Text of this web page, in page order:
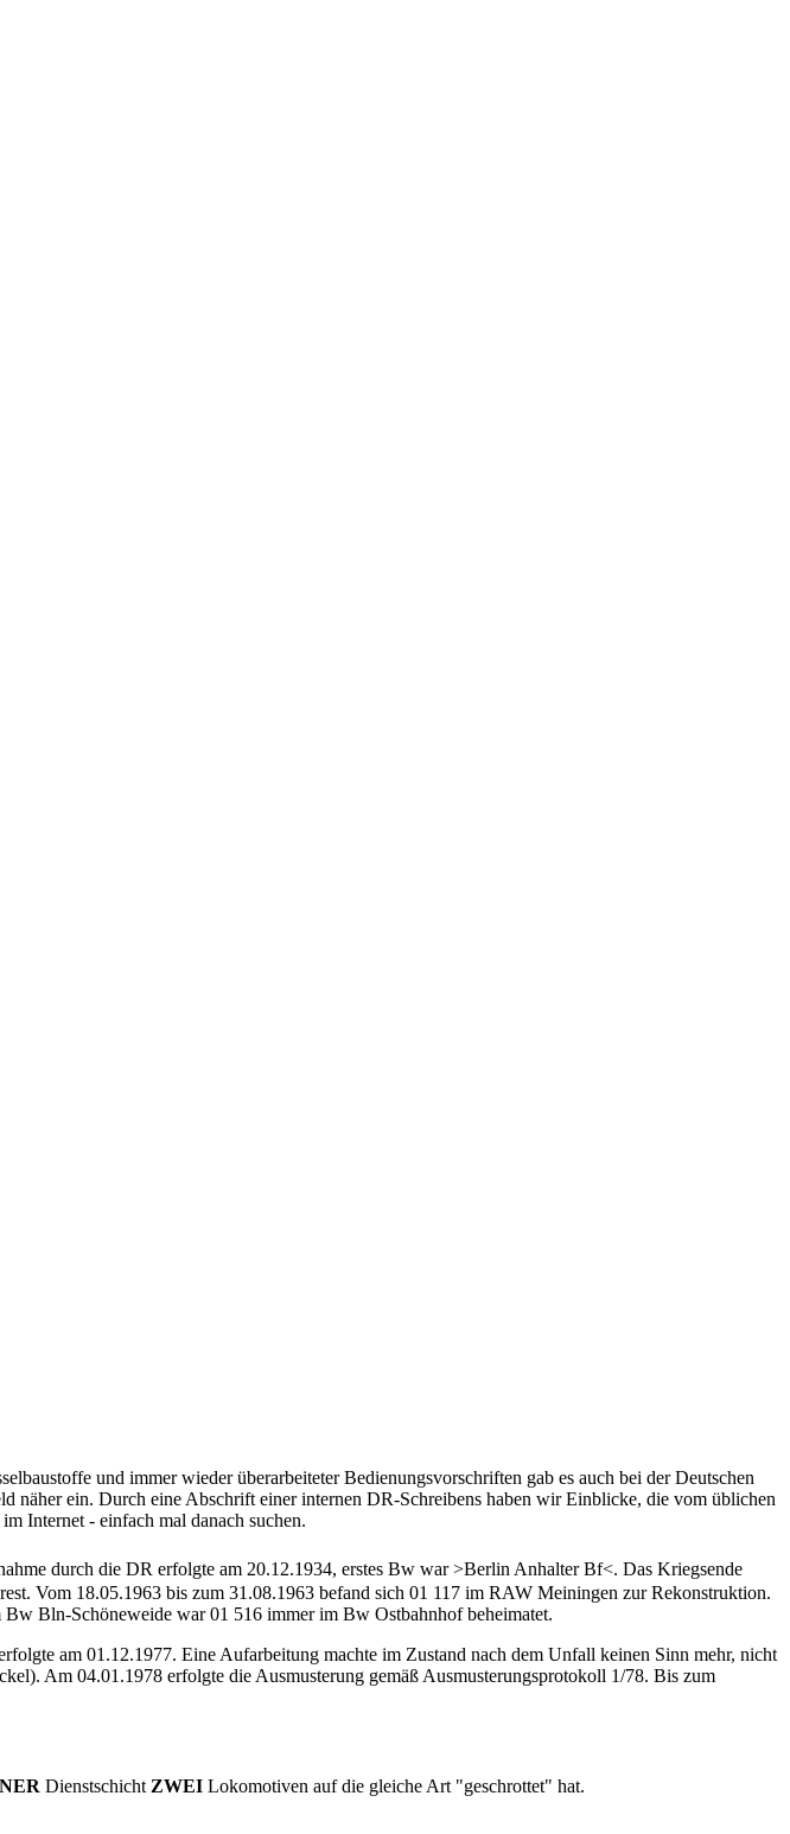
und immer wieder überarbeiteter Bedienungsvorschriften gab es auch bei der Deutschen
ein. Durch eine Abschrift einer internen DR-Schreibens haben wir Einblicke, die vom üblichen
Internet - einfach mal danach suchen.
durch die DR erfolgte am 20.12.1934, erstes Bw war >Berlin Anhalter Bf<. Das Kriegsende
Vom 18.05.1963 bis zum 31.08.1963 befand sich 01 117 im RAW Meiningen zur Rekonstruktion.
Bln-Schöneweide war 01 516 immer im Bw Ostbahnhof beheimatet.
am 01.12.1977. Eine Aufarbeitung machte im Zustand nach dem Unfall keinen Sinn mehr, nicht
Am 04.01.1978 erfolgte die Ausmusterung gemäß Ausmusterungsprotokoll 1/78. Bis zum
Dienstschicht ZWEI Lokomotiven auf die gleiche Art "geschrottet" hat.